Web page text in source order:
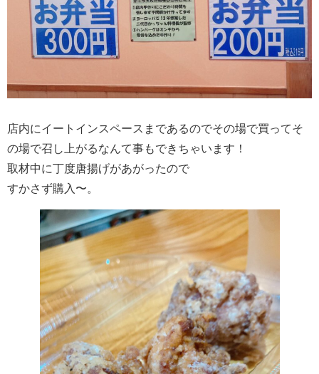
店内にイートインスペースまであるのでその場で買ってそ
の場で召し上がるなんて事もできちゃいます！
取材中に丁度唐揚げがあがったので
すかさず購入〜。